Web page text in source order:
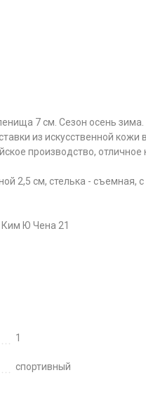
7 см. Сезон осень зима.
из искусственной
производство, отличное
2,5 см, стелька - съемная,
Ким Ю Чена 21
1
спортивный